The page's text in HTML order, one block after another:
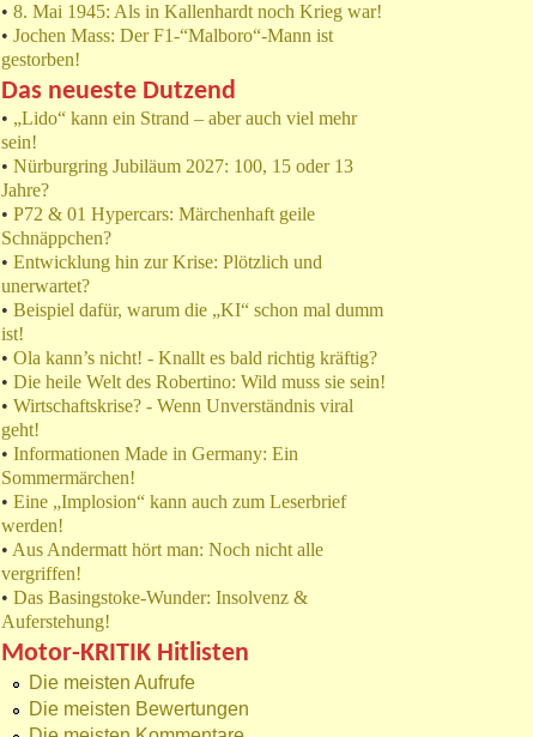
• 8. Mai 1945: Als in Kallenhardt noch Krieg war!
• Jochen Mass: Der F1-“Malboro“-Mann ist
gestorben!
Das neueste Dutzend
• „Lido“ kann ein Strand – aber auch viel mehr
sein!
• Nürburgring Jubiläum 2027: 100, 15 oder 13
Jahre?
• P72 & 01 Hypercars: Märchenhaft geile
Schnäppchen?
• Entwicklung hin zur Krise: Plötzlich und
unerwartet?
• Beispiel dafür, warum die „KI“ schon mal dumm
ist!
• Ola kann’s nicht! - Knallt es bald richtig kräftig?
• Die heile Welt des Robertino: Wild muss sie sein!
• Wirtschaftskrise? - Wenn Unverständnis viral
geht!
• Informationen Made in Germany: Ein
Sommermärchen!
• Eine „Implosion“ kann auch zum Leserbrief
werden!
• Aus Andermatt hört man: Noch nicht alle
vergriffen!
• Das Basingstoke-Wunder: Insolvenz &
Auferstehung!
Motor-KRITIK Hitlisten
Die meisten Aufrufe
Die meisten Bewertungen